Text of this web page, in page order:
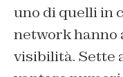
uno di quelli in
network hanno
visibilità. Sette